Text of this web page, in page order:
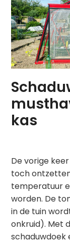
kas
De vorige
toch
temperatuur
worden. De
in de tuin
onkruid). Met
schaduwdoek